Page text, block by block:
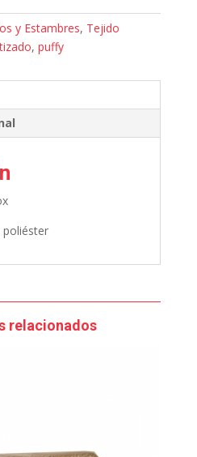
y Estambres, Tejido
, puffy
poliéster
relacionados